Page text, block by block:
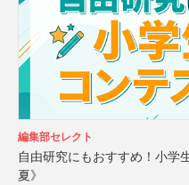
編集部セレクト
自由研究にもおすすめ！小学
夏》